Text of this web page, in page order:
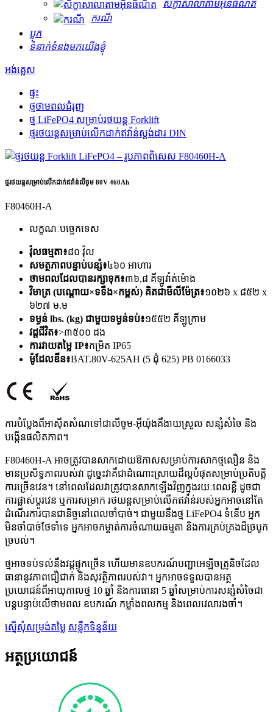
សិក្ខាសាលាតាមអ៊ីនធឺណិត
ករណី
ប្លុក
ទំនាក់ទំនងមកយើងខ្ញុំ
អង់គ្លេស
ផ្ទះ
ថ្មថាមពលជំរុញ
ថ្ម LiFePO4 សម្រាប់រថយន្ត Forklift
ថ្មរថយន្តសម្រាប់លើកដាក់ឥវ៉ាន់ស្តង់ដារ DIN
ថ្មរថយន្តសម្រាប់លើកដាក់ឥវ៉ាន់លីចូម 80V 460Ah
F80460H-A
លក្ខណៈបច្ចេកទេស
វ៉ុល​ធម្មតា៖៨០ វ៉ុល
សមត្ថភាព​បន្ទាប់បន្សំ៖៤៦០ អាហារ
ថាមពលដែលបានរក្សាទុក៖៣៦,៨ គីឡូវ៉ាត់ម៉ោង
វិមាត្រ (បណ្តោយ×ទទឹង×កម្ពស់) គិតជាមីលីម៉ែត្រ៖១០២៦ x ៨៥២ x
៦២៧ ម.ម
ទម្ងន់ lbs. (kg) ជាមួយទម្ងន់ទប់៖១៥៥២ គីឡូក្រាម
វដ្តជីវិត៖>៣៥០០ ដង
ការវាយតម្លៃ IP៖កម្រិត IP65
ម៉ូដែលឌីន៖BAT.80V-625AH (5 ដុំ 625) PB 0166033
ការបំប្លែងពីអាស៊ីតសំណទៅជាលីចូម-អ៊ីយ៉ុងគឺងាយស្រួល សន្សំសំចៃ និង
បង្កើនផលិតភាព។
F80460H-A អាចត្រូវបានសាកដោយឱកាសសម្រាប់ការសាកថ្មលឿន និង
មានប្រសិទ្ធភាពរបស់វា ដូច្នេះវាគឺជាដំណោះស្រាយដ៏ល្អបំផុតសម្រាប់ប្រតិបត្តិ
ការច្រើនវេន។ នៅពេលដែលវាត្រូវបានសាកឡើងវិញក្នុងរយៈពេលខ្លី ដូចជា
ការផ្លាស់ប្តូរវេន ឬការសម្រាក រថយន្តសម្រាប់លើកឥវ៉ាន់របស់អ្នកអាចនៅតែ
ដំណើរការបានជានិច្ចនៅពេលចាំបាច់។ ជាមួយនឹងថ្ម LiFePO4 ទំនើប អ្នក
មិនចាំបាច់ថែទាំទេ អ្នកអាចកម្ចាត់ការចំណាយធម្មតា និងការគ្រប់គ្រងដ៏ច្របូក
ច្របល់។
ថ្មអាចទប់ទល់នឹងវដ្តផ្ទុកច្រើន ហើយមានឧបករណ៍បញ្ជាអេឡិចត្រូនិចដែល
ធានានូវភាពជឿជាក់ និងសុវត្ថិភាពរបស់វា។ អ្នកអាចទទួលបានអត្ថ
ប្រយោជន៍ពីអាយុកាលថ្ម 10 ឆ្នាំ និងការធានា 5 ឆ្នាំសម្រាប់ការសន្សំសំចៃជា
បន្តបន្ទាប់លើថាមពល ឧបករណ៍ កម្លាំងពលកម្ម និងពេលវេលារងចាំ។
ស្នើសុំសម្រង់តម្លៃ សន្លឹកទិន្នន័យ
អត្ថប្រយោជន៍